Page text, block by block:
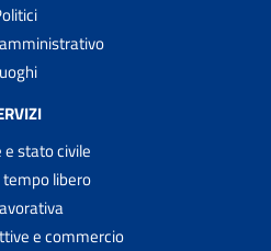
stato civile
libero
e commercio